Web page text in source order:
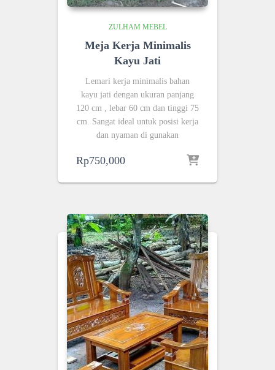
ZULHAM MEBEL
Meja Kerja Minimalis
Kayu Jati
Lemari kerja minimalis bahan
kayu jati dengan ukuran panjang
120 cm , lebar 60 cm dan tinggi 75
cm. Sangat ideal untuk posisi kerja
dan nyaman di gunakan
Rp750,000